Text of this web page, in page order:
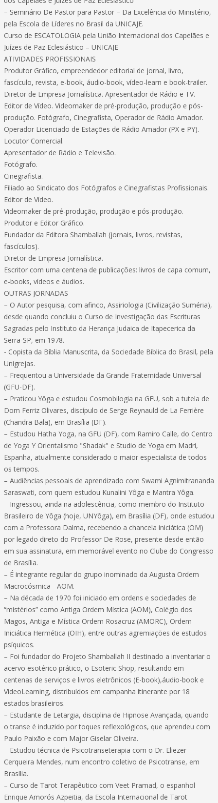
– Seminário De Pastor para Pastor – Da Excelência do Ministério,
pela Escola de Líderes no Brasil da UNICAJE.
Curso de ESCATOLOGIA pela União Internacional dos Capelães e
Juízes de Paz Eclesiástico – UNICAJE
ATIVIDADES PROFISSIONAIS
Produtor Gráfico, empreendedor editorial de jornal, livro,
fascículo, revista, e-book, áudio-book, vídeo-learn e book-trailer.
Diretor de Empresa Jornalística. Apresentador de Rádio e TV.
Editor de Vídeo. Videomaker de pré-produção, produção e pós-
produção. Fotógrafo, Cinegrafista, Operador de Rádio Amador.
Operador Licenciado de Estações de Rádio Amador (PX e PY).
Locutor Comercial.
Apresentador de Rádio e Televisão.
Fotógrafo.
Cinegrafista.
Filiado ao Sindicato dos Fotógrafos e Cinegrafistas Profissionais.
Editor de Vídeo.
Videomaker de pré-produção, produção e pós-produção.
Produtor e Editor Gráfico.
Fundador da Editora Shamballah (jornais, livros, revistas,
fascículos).
Diretor de Empresa Jornalística.
Escritor com uma centena de publicações: livros de capa comum,
e-books, vídeos e áudios.
OUTRAS JORNADAS
– O Autor pesquisa, com afinco, Assiriologia (Civilização Suméria),
desde quando concluiu o Curso de Investigação das Escrituras
Sagradas pelo Instituto da Herança Judaica de Itapecerica da
Serra-SP, em 1978.
- Copista da Bíblia Manuscrita, da Sociedade Bíblica do Brasil, pela
Unigrejas.
– Frequentou a Universidade da Grande Fraternidade Universal
(GFU-DF).
– Praticou Yôga e estudou Cosmobilogia na GFU, sob a tutela de
Dom Ferriz Olivares, discípulo de Serge Reynauld de La Ferrière
(Chandra Bala), em Brasília (DF).
– Estudou Hatha Yoga, na GFU (DF), com Ramiro Calle, do Centro
de Yoga Y Orientalismo "Shadak" e Studio de Yoga em Madri,
Espanha, atualmente considerado o maior especialista de todos
os tempos.
– Audiências pessoais de aprendizado com Swami Agnimitrananda
Saraswati, com quem estudou Kunalini Yôga e Mantra Yôga.
– Ingressou, ainda na adolescência, como membro do Instituto
Brasileiro de Yôga (hoje, UNYôga), em Brasília (DF), onde estudou
com a Professora Dalma, recebendo a chancela iniciática (OM)
por legado direto do Professor De Rose, presente desde então
em sua assinatura, em memorável evento no Clube do Congresso
de Brasília.
– É integrante regular do grupo inominado da Augusta Ordem
Macrocósmica - AOM.
– Na década de 1970 foi iniciado em ordens e sociedades de
“mistérios” como Antiga Ordem Mística (AOM), Colégio dos
Magos, Antiga e Mística Ordem Rosacruz (AMORC), Ordem
Iniciática Hermética (OIH), entre outras agremiações de estudos
psíquicos.
– Foi fundador do Projeto Shamballah II destinado a inventariar o
acervo esotérico prático, o Esoteric Shop, resultando em
centenas de serviços e livros eletrônicos (E-book),áudio-book e
VideoLearning, distribuídos em campanha itinerante por 18
estados brasileiros.
– Estudante de Letargia, disciplina de Hipnose Avançada, quando
o transe é induzido por toques reflexológicos, que aprendeu com
Paulo Paixão e com Major Giselar Oliveira.
– Estudou técnica de Psicotranseterapia com o Dr. Eliezer
Cerqueira Mendes, num encontro coletivo de Psicotranse, em
Brasília.
– Curso de Tarot Terapêutico com Veet Pramad, o espanhol
Enrique Amorós Azpeitia, da Escola Internacional de Tarot